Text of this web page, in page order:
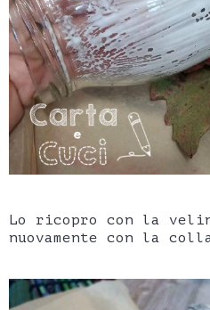
Lo ricopro con la
nuovamente con la